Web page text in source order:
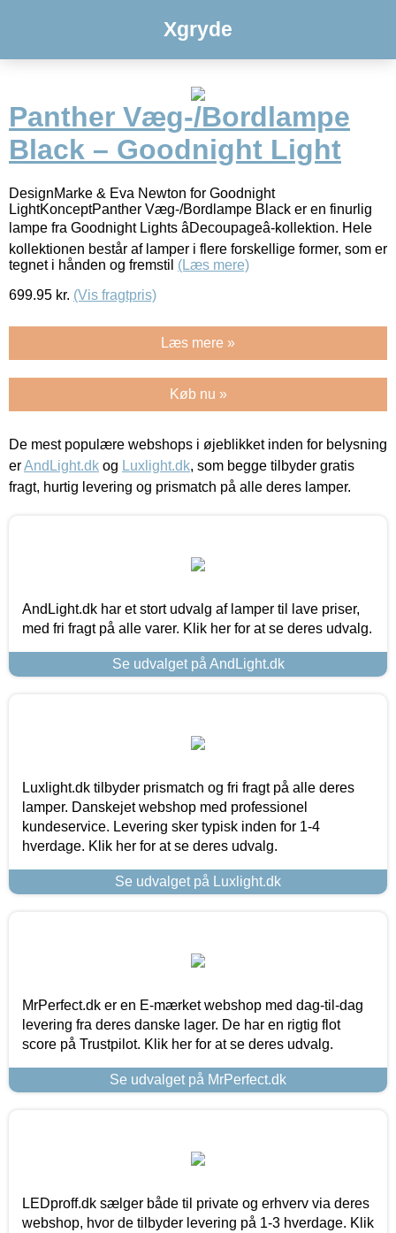
Xgryde
Panther Væg-/Bordlampe
Black – Goodnight Light
DesignMarke & Eva Newton for Goodnight
LightKonceptPanther Væg-/Bordlampe Black er en finurlig
lampe fra Goodnight Lights âDecoupageâ-kollektion. Hele
kollektionen består af lamper i flere forskellige former, som er
tegnet i hånden og fremstil (Læs mere)
699.95 kr. (Vis fragtpris)
Læs mere »
Køb nu »
De mest populære webshops i øjeblikket inden for belysning
erAndLight.dk og Luxlight.dk, som begge tilbyder gratis
fragt, hurtig levering og prismatch på alle deres lamper.
AndLight.dk har et stort udvalg af lamper til lave priser,
med fri fragt på alle varer. Klik her for at se deres udvalg.
Se udvalget på AndLight.dk
Luxlight.dk tilbyder prismatch og fri fragt på alle deres
lamper. Danskejet webshop med professionel
kundeservice. Levering sker typisk inden for 1-4
hverdage. Klik her for at se deres udvalg.
Se udvalget på Luxlight.dk
MrPerfect.dk er en E-mærket webshop med dag-til-dag
levering fra deres danske lager. De har en rigtig flot
score på Trustpilot. Klik her for at se deres udvalg.
Se udvalget på MrPerfect.dk
LEDproff.dk sælger både til private og erhverv via deres
webshop, hvor de tilbyder levering på 1-3 hverdage. Klik